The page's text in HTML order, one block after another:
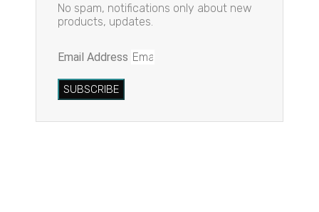
No spam, notifications only about new
products, updates.
Email Address
SUBSCRIBE